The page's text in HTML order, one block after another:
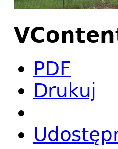
PDF
Drukuj